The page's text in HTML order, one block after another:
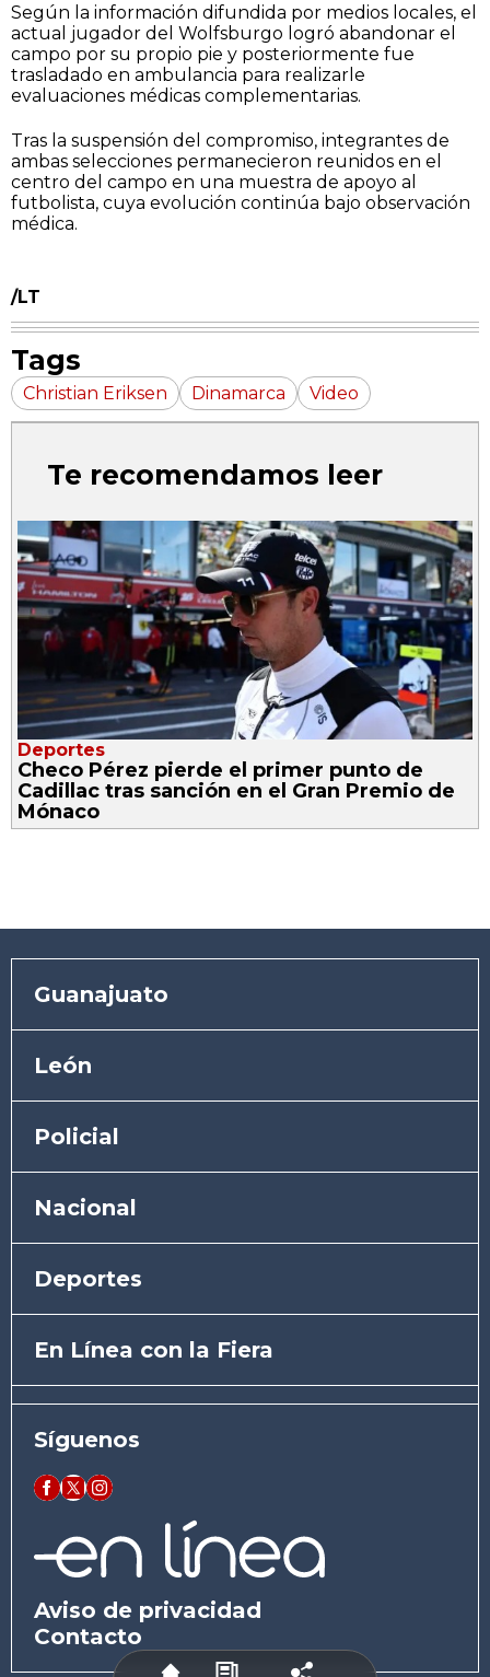
Según la información difundida por medios locales, el
actual jugador del Wolfsburgo logró abandonar el
campo por su propio pie y posteriormente fue
trasladado en ambulancia para realizarle
evaluaciones médicas complementarias.
Tras la suspensión del compromiso, integrantes de
ambas selecciones permanecieron reunidos en el
centro del campo en una muestra de apoyo al
futbolista, cuya evolución continúa bajo observación
médica.
/LT
Tags
Christian Eriksen Dinamarca Video
Te recomendamos leer
Deportes
Checo Pérez pierde el primer punto de
Cadillac tras sanción en el Gran Premio de
Mónaco
Guanajuato
León
Policial
Nacional
Deportes
En Línea con la Fiera
Síguenos
Aviso de privacidad
Contacto